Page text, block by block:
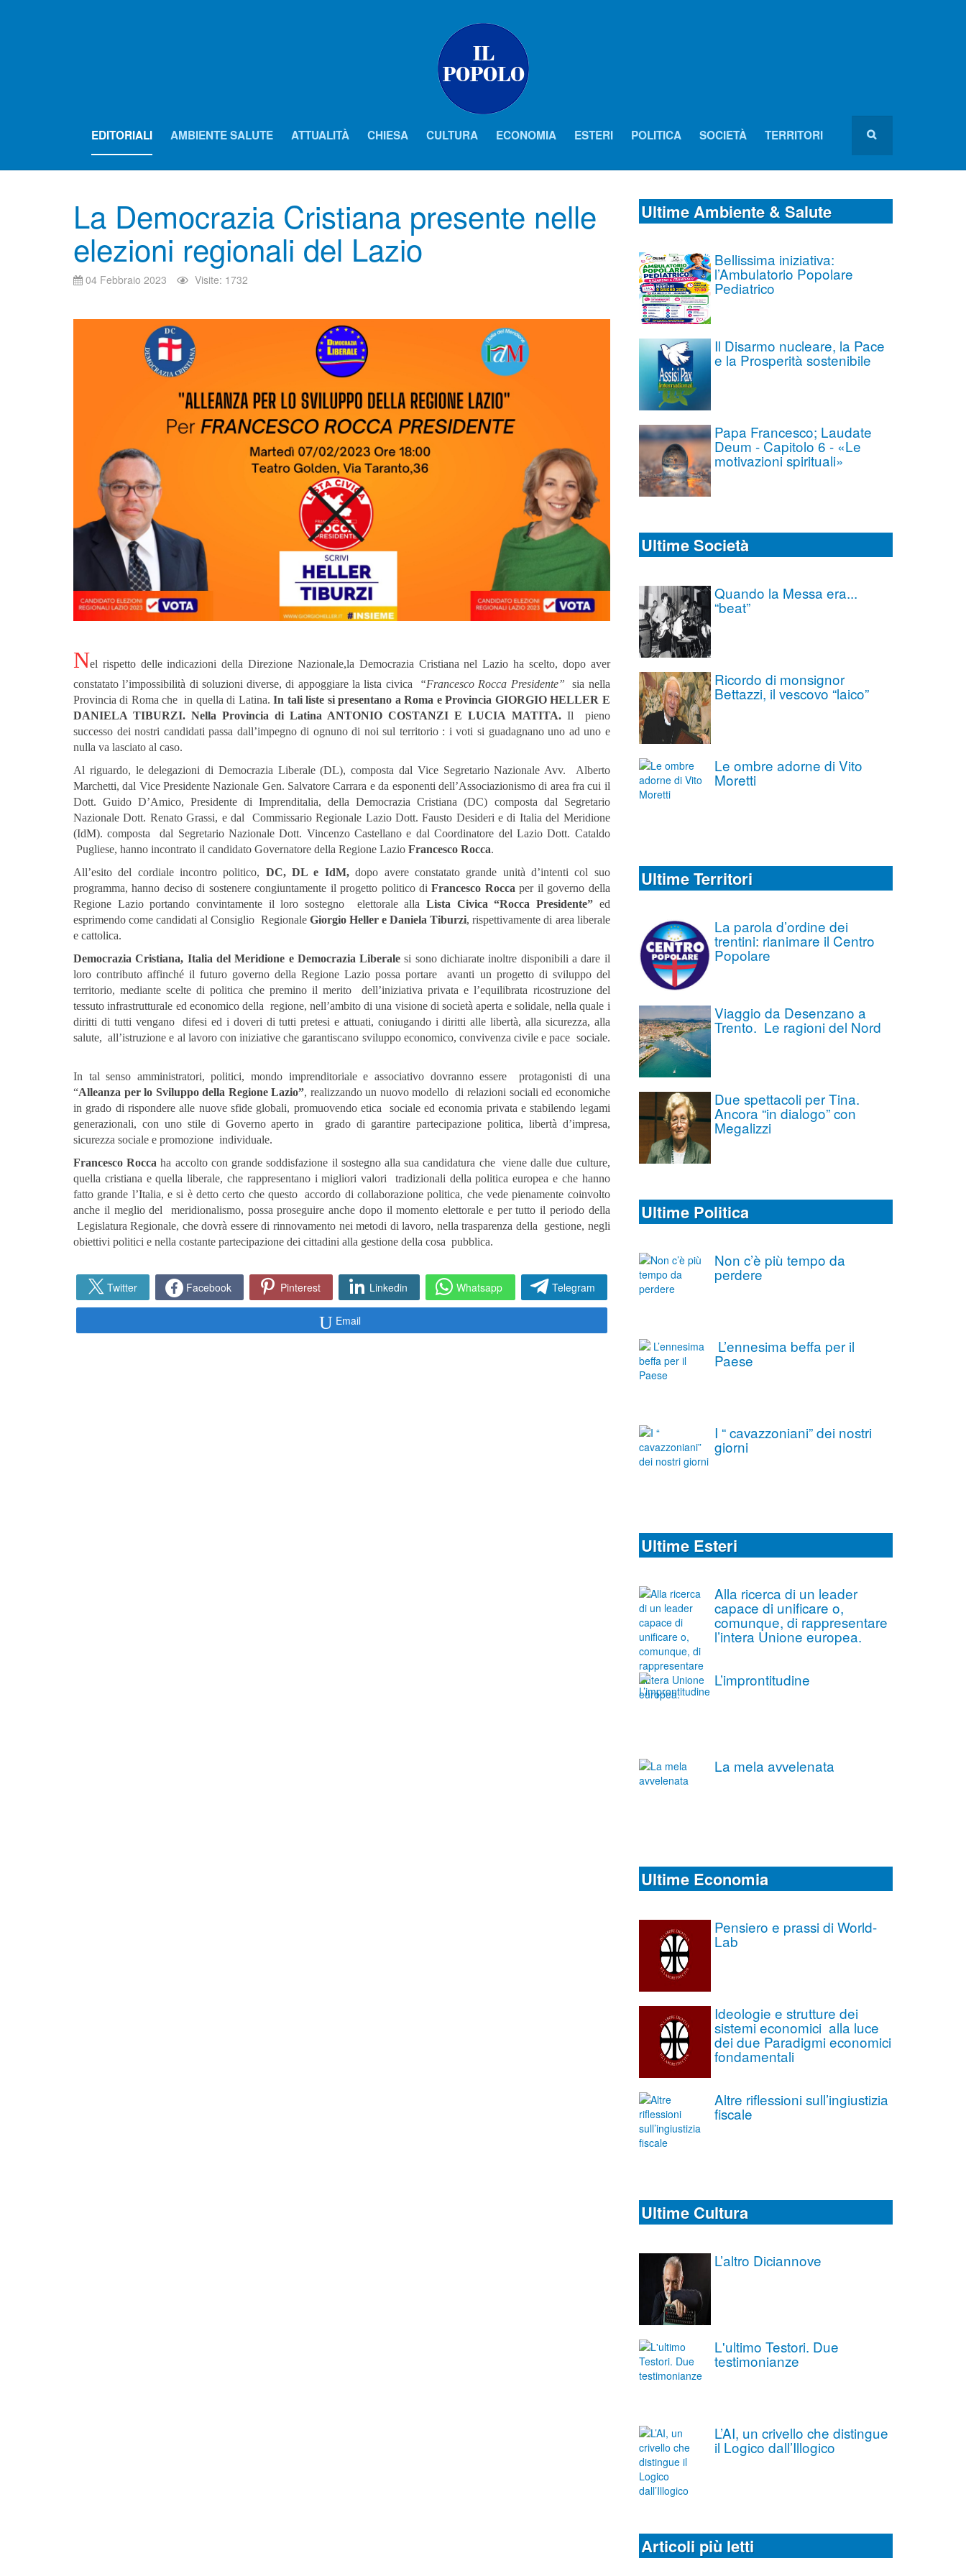
EDITORIALI AMBIENTE SALUTE ATTUALITÀ CHIESA CULTURA ECONOMIA ESTERI POLITICA SOCIETÀ TERRITORI
La Democrazia Cristiana presente nelle
elezioni regionali del Lazio
04 Febbraio 2023 Visite: 1732
Nel rispetto delle indicazioni della Direzione Nazionale,la Democrazia Cristiana nel Lazio ha scelto, dopo aver
constatato l’impossibilità di soluzioni diverse, di appoggiare la lista civica
“Francesco Rocca Presidente” sia nella
Provincia di Roma che in quella di Latina.In tali liste si presentano a Roma e Provincia GIORGIO HELLER E
DANIELA TIBURZI.Nella Provincia di Latina ANTONIO COSTANZI E LUCIA MATITA. Il pieno
successo dei nostri candidati passa dall’impegno di ognuno di noi sul territorio : i voti si guadagnano uno ad uno e
nulla va lasciato al caso.
Al riguardo, le delegazioni di Democrazia Liberale (DL), composta dal Vice Segretario Nazionale Avv. Alberto
Marchetti, dal Vice Presidente Nazionale Gen. Salvatore Carrara e da esponenti dell’Associazionismo di area fra cui il
Dott. Guido D’Amico, Presidente di Imprenditalia, della Democrazia Cristiana (DC) composta dal Segretario
Nazionale Dott. Renato Grassi, e dal Commissario Regionale Lazio Dott. Fausto Desideri e di Italia del Meridione
(IdM). composta dal Segretario Nazionale Dott. Vincenzo Castellano e dal Coordinatore del Lazio Dott. Cataldo
Pugliese, hanno incontrato il candidato Governatore della Regione Lazio Francesco Rocca.
All’esito del cordiale incontro politico, DC, DL e IdM,dopo avere constatato grande unità d’intenti col suo
programma, hanno deciso di sostenere congiuntamente il progetto politico diFrancesco Roccaper il governo della
Regione Lazio portando convintamente il loro sostegno elettorale alla Lista Civica “Rocca Presidente” ed
esprimendo come candidati al Consiglio Regionale Giorgio Heller e Daniela Tiburzi, rispettivamente di area liberale
e cattolica.
Democrazia Cristiana, Italia del Meridione e Democrazia Liberalesi sono dichiarate inoltre disponibili a dare il
loro contributo affinché il futuro governo della Regione Lazio possa portare avanti un progetto di sviluppo del
territorio, mediante scelte di politica che premino il merito dell’iniziativa privata e l’equilibrata ricostruzione del
tessuto infrastrutturale ed economico della regione, nell’ambito di una visione di società aperta e solidale, nella quale i
diritti di tutti vengano difesi ed i doveri di tutti pretesi e attuati, coniugando i diritti alle libertà, alla sicurezza, alla
salute, all’istruzione e al lavoro con iniziative che garantiscano sviluppo economico, convivenza civile e pace sociale.
In tal senso amministratori, politici, mondo imprenditoriale e associativo dovranno essere protagonisti di una
“Alleanza per lo Sviluppo della Regione Lazio”, realizzando un nuovo modello di relazioni sociali ed economiche
in grado di rispondere alle nuove sfide globali, promuovendo etica sociale ed economia privata e stabilendo legami
generazionali, con uno stile di Governo aperto in grado di garantire partecipazione politica, libertà d’impresa,
sicurezza sociale e promozione individuale.
Francesco Roccaha accolto con grande soddisfazione il sostegno alla sua candidatura che viene dalle due culture,
quella cristiana e quella liberale, che rappresentano i migliori valori tradizionali della politica europea e che hanno
fatto grande l’Italia, e si è detto certo che questo accordo di collaborazione politica, che vede pienamente coinvolto
anche il meglio del meridionalismo, possa proseguire anche dopo il momento elettorale e per tutto il periodo della
Legislatura Regionale, che dovrà essere di rinnovamento nei metodi di lavoro, nella trasparenza della gestione, negli
obiettivi politici e nella costante partecipazione dei cittadini alla gestione della cosa pubblica.
Twitter Facebook Pinterest Linkedin Whatsapp Telegram
Email
Ultime Ambiente & Salute
Bellissima iniziativa:
l’Ambulatorio Popolare
Pediatrico
Il Disarmo nucleare, la Pace
e la Prosperità sostenibile
Papa Francesco; Laudate
Deum - Capitolo 6 - «Le
motivazioni spirituali»
Ultime Società
Quando la Messa era...
“beat”
Ricordo di monsignor
Bettazzi, il vescovo “laico”
Le ombre adorne di Vito
Moretti
Ultime Territori
La parola d’ordine dei
trentini: rianimare il Centro
Popolare
Viaggio da Desenzano a
Trento. Le ragioni del Nord
Due spettacoli per Tina.
Ancora “in dialogo” con
Megalizzi
Ultime Politica
Non c’è più tempo da
perdere
L’ennesima beffa per il
Paese
I “ cavazzoniani” dei nostri
giorni
Ultime Esteri
Alla ricerca di un leader
capace di unificare o,
comunque, di rappresentare
l’intera Unione europea.
L’improntitudine
La mela avvelenata
Ultime Economia
Pensiero e prassi di World-
Lab
Ideologie e strutture dei
sistemi economici alla luce
dei due Paradigmi economici
fondamentali
Altre riflessioni sull’ingiustizia
fiscale
Ultime Cultura
L’altro Diciannove
L'ultimo Testori. Due
testimonianze
L’AI, un crivello che distingue
il Logico dall’Illogico
Articoli più letti